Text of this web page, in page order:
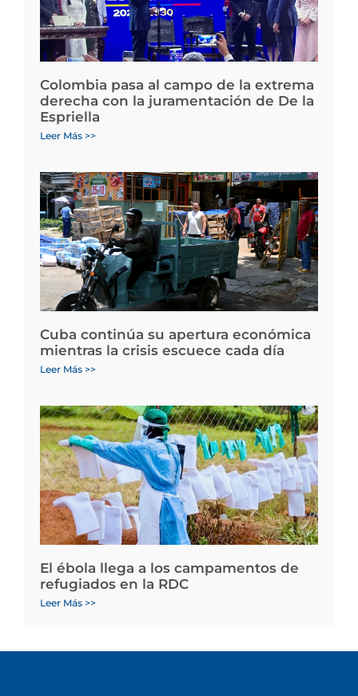
Colombia pasa al campo de la extrema
derecha con la juramentación de De la
Espriella
Leer Más >>
Cuba continúa su apertura económica
mientras la crisis escuece cada día
Leer Más >>
El ébola llega a los campamentos de
refugiados en la RDC
Leer Más >>